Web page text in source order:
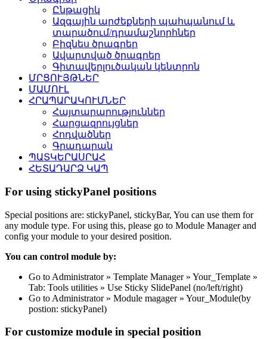
Ընթացիկ
Ազգային արժեքների պահպանում և
տարածում/դրամաշնորհներ
Բիզնես ծրագրեր
Ավարտված ծրագրեր
Գիտավերլուծական կենտրոն
ՄՐՑՈՒՅԹՆԵՐ
ՄԱՄՈՒԼ
ՀՐԱՊԱՐԱԿՈՒՄՆԵՐ
Հայտարարություններ
Հարցազրույցներ
Հոդվածներ
Գրադարան
ՊԱՏԿԵՐԱՍՐԱՀ
ՀԵՏԱԴԱՐՁ ԿԱՊ
For using stickyPanel positions
Special positions are: stickyPanel, stickyBar, You can use them for
any module type. For using this, please go to Module Manager and
config your module to your desired position.
You can control module by:
Go to Administrator » Template Manager » Your_Template »
Tab: Tools utilities » Use Sticky SlidePanel (no/left/right)
Go to Administrator » Module magager » Your_Module(by
postion: stickyPanel)
For customize module in special position